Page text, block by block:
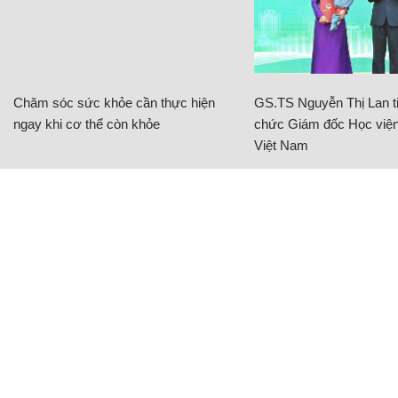
Chăm sóc sức khỏe cần thực hiện
ngay khi cơ thể còn khỏe
GS.TS Nguyễn Thị Lan
chức Giám đốc Học
Việt Nam